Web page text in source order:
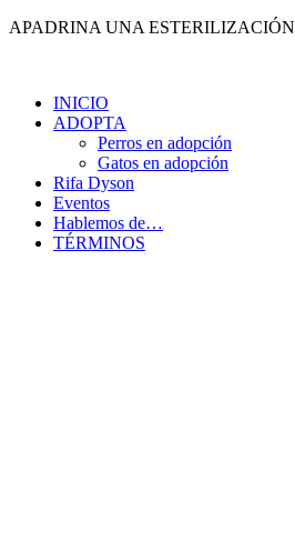
Ir
APADRINA UNA ESTERILIZACIÓN
INICIO
ADOPTA
Perros en adopción
Gatos en adopción
Rifa Dyson
Eventos
Hablemos de…
TÉRMINOS